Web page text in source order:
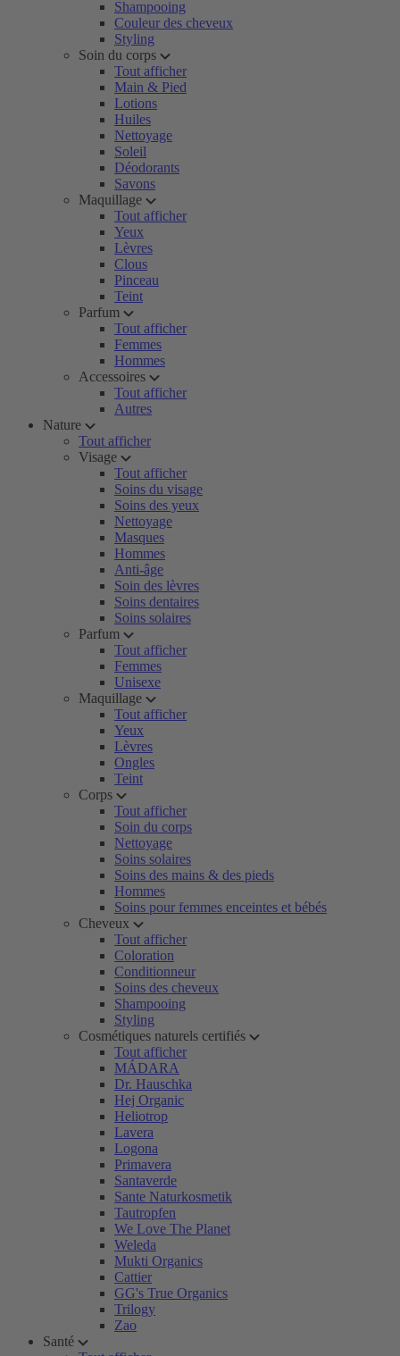
Shampooing
Couleur des cheveux
Styling
Soin du corps
Tout afficher
Main & Pied
Lotions
Huiles
Nettoyage
Soleil
Déodorants
Savons
Maquillage
Tout afficher
Yeux
Lèvres
Clous
Pinceau
Teint
Parfum
Tout afficher
Femmes
Hommes
Accessoires
Tout afficher
Autres
Nature
Tout afficher
Visage
Tout afficher
Soins du visage
Soins des yeux
Nettoyage
Masques
Hommes
Anti-âge
Soin des lèvres
Soins dentaires
Soins solaires
Parfum
Tout afficher
Femmes
Unisexe
Maquillage
Tout afficher
Yeux
Lèvres
Ongles
Teint
Corps
Tout afficher
Soin du corps
Nettoyage
Soins solaires
Soins des mains & des pieds
Hommes
Soins pour femmes enceintes et bébés
Cheveux
Tout afficher
Coloration
Conditionneur
Soins des cheveux
Shampooing
Styling
Cosmétiques naturels certifiés
Tout afficher
MÁDARA
Dr. Hauschka
Hej Organic
Heliotrop
Lavera
Logona
Primavera
Santaverde
Sante Naturkosmetik
Tautropfen
We Love The Planet
Weleda
Mukti Organics
Cattier
GG's True Organics
Trilogy
Zao
Santé